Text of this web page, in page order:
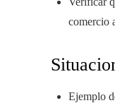
comercio
Ejemplo